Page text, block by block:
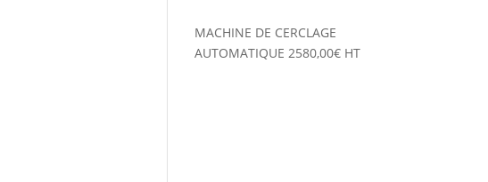
MACHINE DE CERCLAGE
AUTOMATIQUE 2580,00€ HT